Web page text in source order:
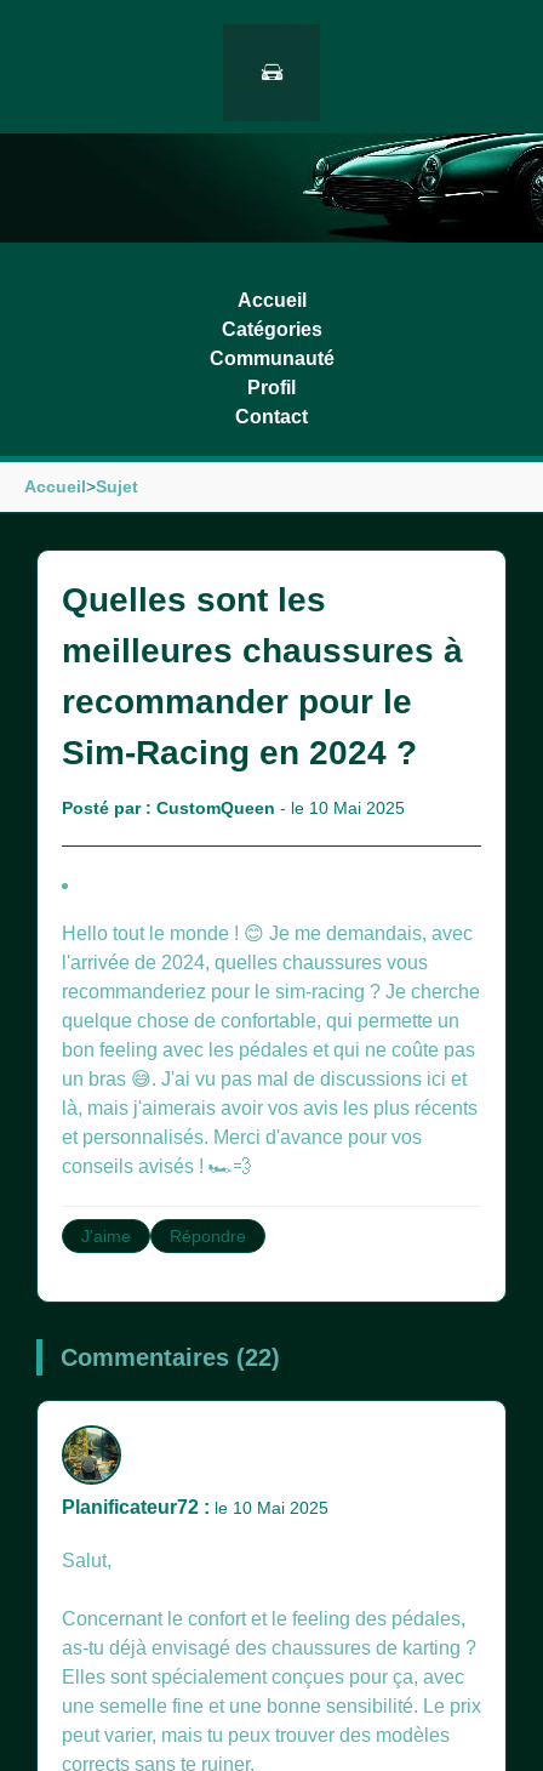
Accueil
Catégories
Communauté
Profil
Contact
Accueil>Sujet
Quelles sont les
meilleures chaussures à
recommander pour le
Sim-Racing en 2024 ?
Posté par : CustomQueen - le 10 Mai 2025
Hello tout le monde ! 😊 Je me demandais, avec
l'arrivée de 2024, quelles chaussures vous
recommanderiez pour le sim-racing ? Je cherche
quelque chose de confortable, qui permette un
bon feeling avec les pédales et qui ne coûte pas
un bras 😅. J'ai vu pas mal de discussions ici et
là, mais j'aimerais avoir vos avis les plus récents
et personnalisés. Merci d'avance pour vos
conseils avisés ! 🏎️💨
J'aime Répondre
Commentaires (22)
Planificateur72 : le 10 Mai 2025
Salut,
Concernant le confort et le feeling des pédales,
as-tu déjà envisagé des chaussures de karting ?
Elles sont spécialement conçues pour ça, avec
une semelle fine et une bonne sensibilité. Le prix
peut varier, mais tu peux trouver des modèles
corrects sans te ruiner.